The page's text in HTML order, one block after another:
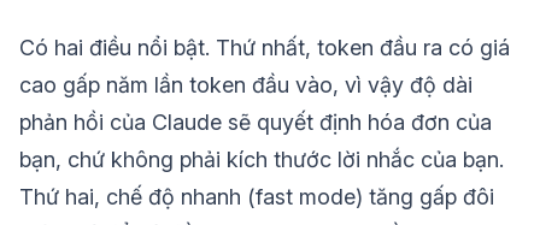
Có hai điều nổi bật. Thứ nhất, token đầu ra có giá
cao gấp năm lần token đầu vào, vì vậy độ dài
phản hồi của Claude sẽ quyết định hóa đơn của
bạn, chứ không phải kích thước lời nhắc của bạn.
Thứ hai, chế độ nhanh (fast mode) tăng gấp đôi